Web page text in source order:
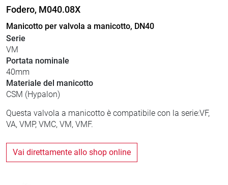
Fodero, M040.08X
Manicotto per valvola a manicotto, DN40
Serie
VM
Portata nominale
40mm
Materiale del manicotto
CSM (Hypalon)
Questa valvola a manicotto è compatibile con la serie:VF,
VA, VMP, VMC, VM, VMF.
Vai direttamente allo shop online